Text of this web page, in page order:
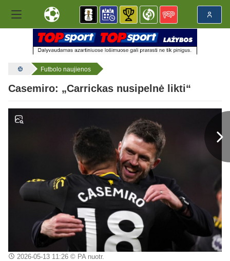
Futbolo naujienos
Casemiro: „Carrickas nusipelnė likti“
2026-05-13 11:26© PA nuotr.